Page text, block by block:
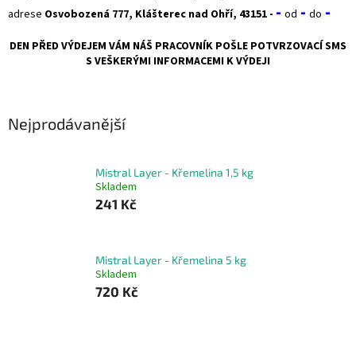
adrese Osvobozená 777, Klášterec nad Ohří, 43151 - - od - do -
DEN PŘED VÝDEJEM VÁM NÁŠ PRACOVNÍK POŠLE POTVRZOVACÍ SMS
S VEŠKERÝMI INFORMACEMI K VÝDEJI
Nejprodávanější
Mistral Layer - Křemelina 1,5 kg
Skladem
241 Kč
Mistral Layer - Křemelina 5 kg
Skladem
720 Kč